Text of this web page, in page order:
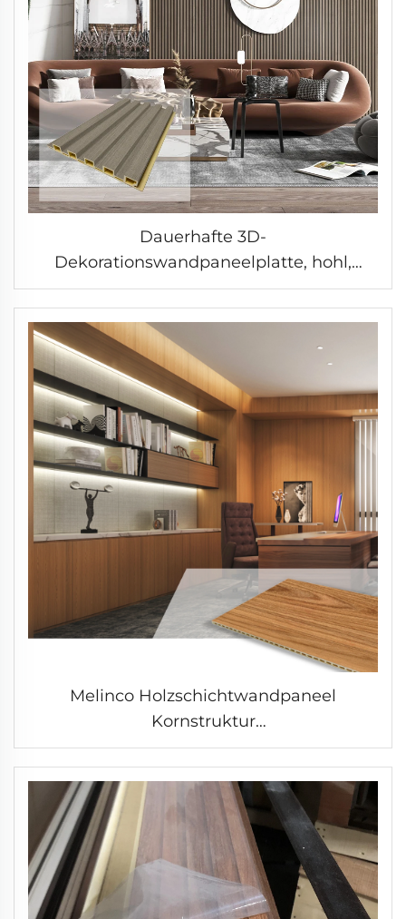
Dauerhafte 3D-
Dekorationswandpaneelplatte, hohl,
Wellenform mit Holzoptik / rein / Metall /
Stofffarbe für Innendekoration
Melinco Holzschichtwandpaneel
Kornstruktur
Schlafzimmerinnenraumwandpaneel
Bambus-Schichtholz Wpc-Laminat
Verbundplatten